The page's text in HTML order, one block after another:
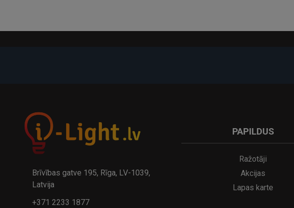
32.95€
29.95€
Brīvības gatve 195, Rīga, LV-1039,
Latvija
+371 2233 1877
PAPILDUS
Ražotāji
Akcijas
Lapas karte